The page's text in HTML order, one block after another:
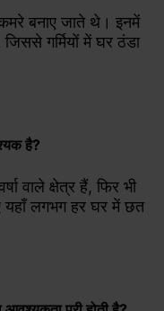
बनाए जाते थे। इनमें
गर्मियों में घर ठंडा
है?
वाले क्षेत्र हैं, फिर भी
यहाँ लगभग हर घर में छत